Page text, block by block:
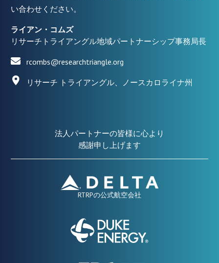
い合わせください。
ライアン・コムズ
リサーチトライアングル地域パートナーシップ事務局長
rcombs@researchtriangle.org
リサーチ トライアングル、ノースカロライナ州
法人パートナーの皆様に心より
感謝申し上げます
RTRPの公式航空会社